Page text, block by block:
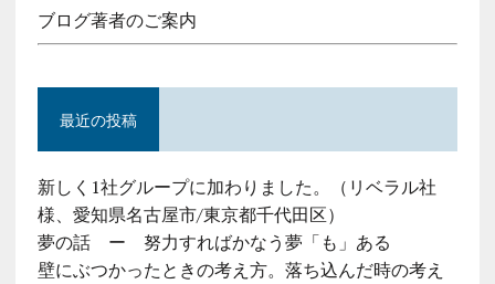
ブログ著者のご案内
最近の投稿
新しく1社グループに加わりました。（リベラル社
様、愛知県名古屋市/東京都千代田区）
夢の話 ー 努力すればかなう夢「も」ある
壁にぶつかったときの考え方。落ち込んだ時の考え